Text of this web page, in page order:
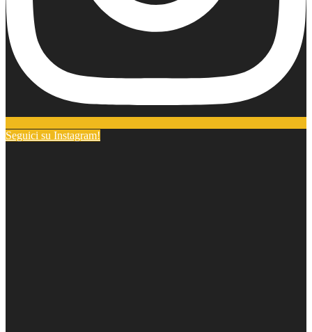
Seguici su Instagram!